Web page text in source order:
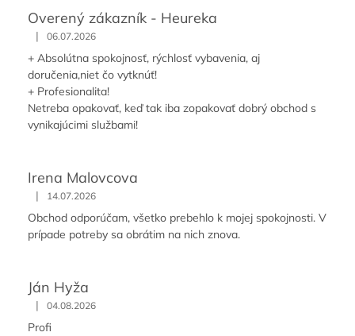
Overený zákazník - Heureka
| 06.07.2026
+ Absolútna spokojnosť, rýchlosť vybavenia, aj
doručenia,niet čo vytknúť!
+ Profesionalita!
Netreba opakovať, keď tak iba zopakovať dobrý obchod s
vynikajúcimi službami!
Irena Malovcova
| 14.07.2026
Obchod odporúčam, všetko prebehlo k mojej spokojnosti. V
prípade potreby sa obrátim na nich znova.
Ján Hyža
| 04.08.2026
Profi